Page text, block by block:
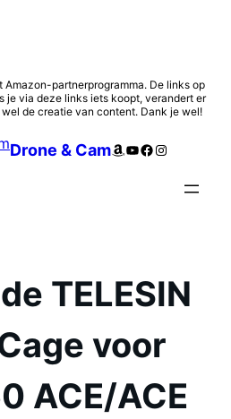
Amazon-partnerprogramma. De links op
je via deze links iets koopt, verandert er
de creatie van content. Dank je wel!
Drone & CamAmazon
YouTube
Facebook
Instagram
TELESIN
voor
ACE/ACE